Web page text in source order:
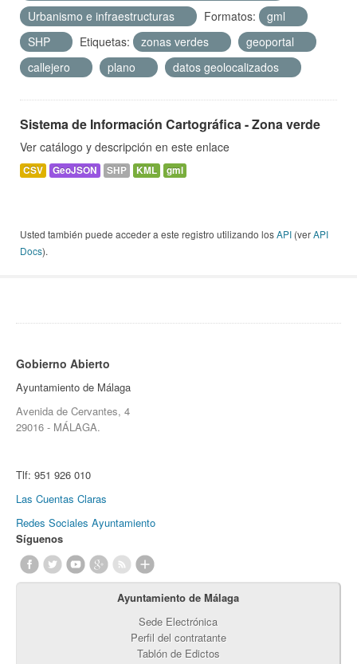
Urbanismo e infraestructuras
Formatos:
gml
SHP
Etiquetas: zonas verdes
geoportal
callejero
plano datos geolocalizados
Sistema de Información Cartográfica - Zona verde
Ver catálogo y descripción en este enlace
CSV GeoJSON SHP KML gml
Usted también puede acceder a este registro utilizando losAPI (verAPI
Docs).
Gobierno Abierto
Ayuntamiento de Málaga
Avenida de Cervantes, 4
29016 - MÁLAGA.
Tlf: 951 926 010
Las Cuentas Claras
Redes Sociales Ayuntamiento
Síguenos
Ayuntamiento de Málaga
Sede Electrónica
Perfil del contratante
Tablón de Edictos